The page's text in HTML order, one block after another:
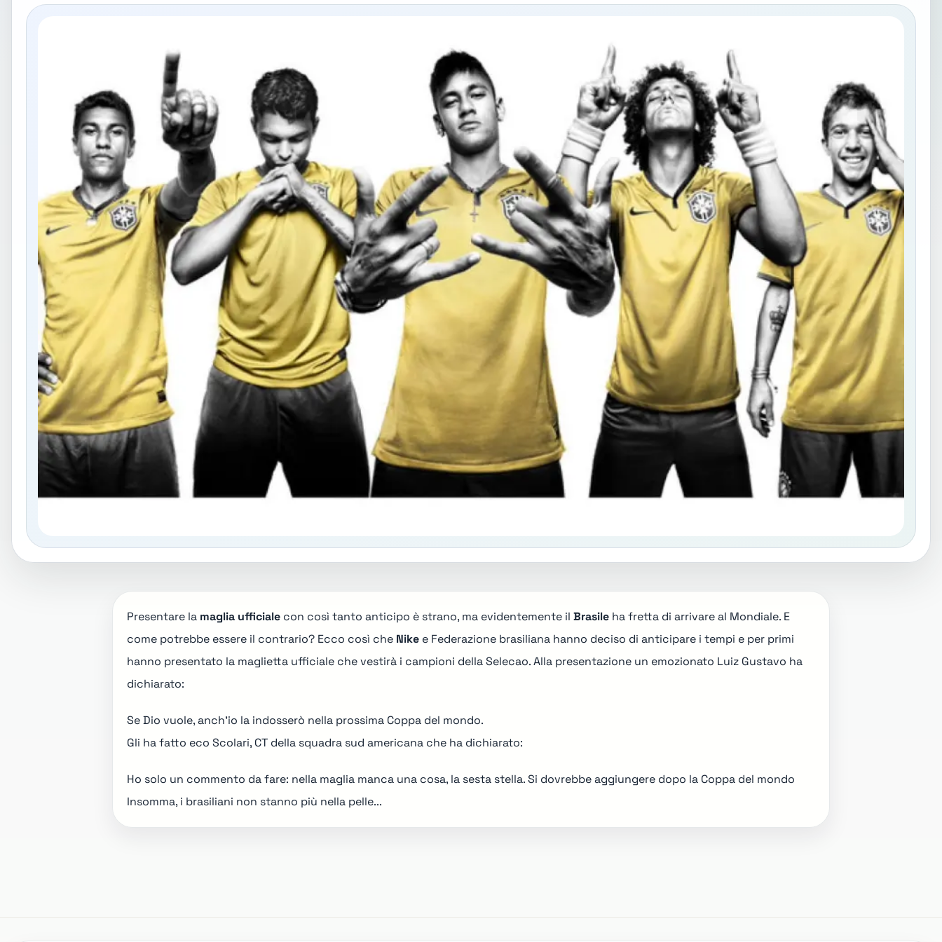
Presentare la maglia ufficiale con così tanto anticipo è strano, ma evidentemente il Brasile ha fretta di arrivare al Mondiale. E
come potrebbe essere il contrario? Ecco così che Nike e Federazione brasiliana hanno deciso di anticipare i tempi e per primi
hanno presentato la maglietta ufficiale che vestirà i campioni della Selecao. Alla presentazione un emozionato Luiz Gustavo ha
dichiarato:
Se Dio vuole, anch'io la indosserò nella prossima Coppa del mondo.
Gli ha fatto eco Scolari, CT della squadra sud americana che ha dichiarato:
Ho solo un commento da fare: nella maglia manca una cosa, la sesta stella. Si dovrebbe aggiungere dopo la Coppa del mondo
Insomma, i brasiliani non stanno più nella pelle...